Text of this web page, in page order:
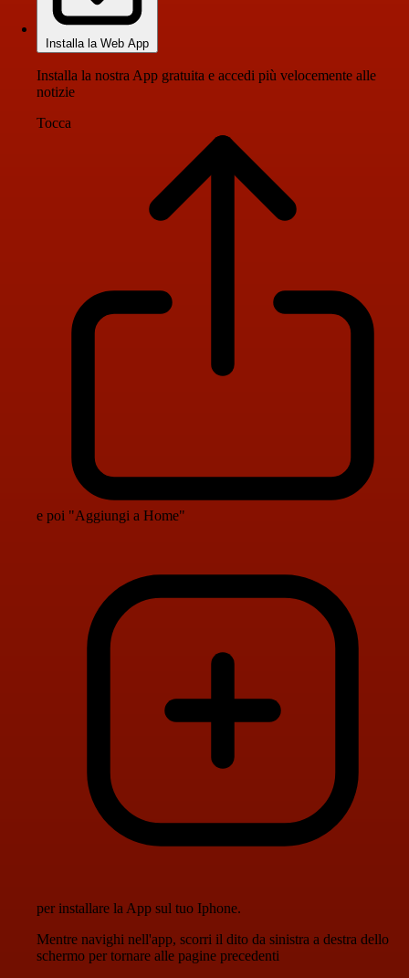
Installa la Web App
Installa la nostra App gratuita e accedi più velocemente alle
notizie
Tocca
e poi "Aggiungi a Home"
per installare la App sul tuo Iphone.
Mentre navighi nell'app, scorri il dito da sinistra a destra dello
schermo per tornare alle pagine precedenti